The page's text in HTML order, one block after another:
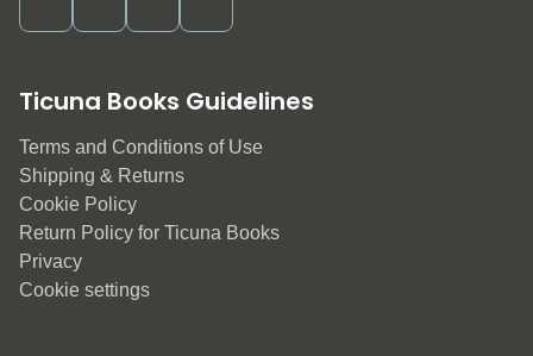
Ticuna Books Guidelines
Terms and Conditions of Use
Shipping & Returns
Cookie Policy
Return Policy for Ticuna Books
Privacy
Cookie settings